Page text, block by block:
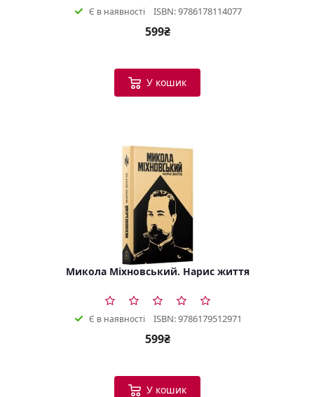
Є в наявності ISBN: 9786178114077
599₴
У кошик
Микола Міхновський. Нарис життя
Є в наявності ISBN: 9786179512971
599₴
У кошик